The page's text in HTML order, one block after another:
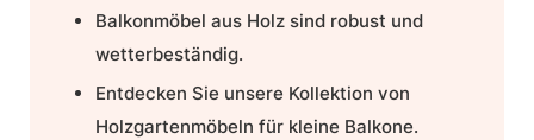
Balkonmöbel aus Holz sind robust und
wetterbeständig.
Entdecken Sie unsere Kollektion von
Holzgartenmöbeln für kleine Balkone.